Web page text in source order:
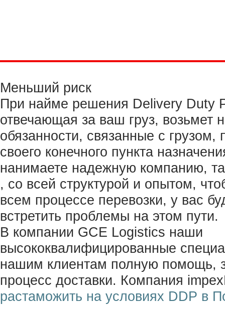
Меньший риск
При найме решения Delivery Duty
отвечающая за ваш груз, возьмет
обязанности, связанные с грузом,
своего конечного пункта
нанимаете надежную компанию,
, со всей структурой и опытом,
всем процессе перевозки, у вас
встретить проблемы на этом пути.
В компании GCE Logistics наши
высококвалифицированные
нашим клиентам полную помощь,
процесс доставки. Компания
растаможить на условиях DDP в